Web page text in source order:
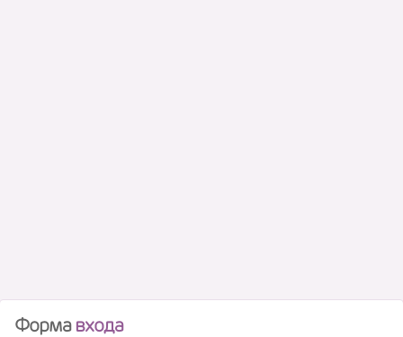
Формавхода